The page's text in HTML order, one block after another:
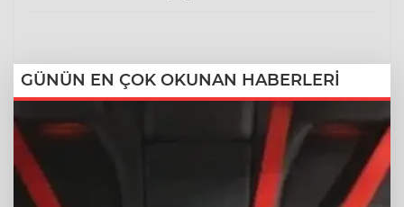
GÜNÜN EN ÇOK OKUNAN HABERLERİ